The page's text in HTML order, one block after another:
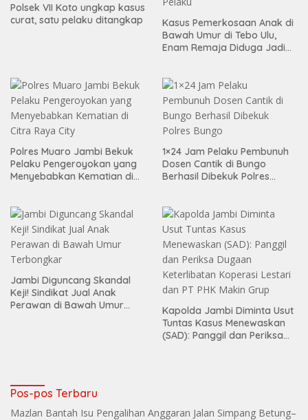
Polsek VII Koto ungkap kasus
curat, satu pelaku ditangkap
Kasus Pemerkosaan Anak di
Bawah Umur di Tebo Ulu,
Enam Remaja Diduga Jadi
Polres Muaro Jambi Bekuk
Pelaku Pengeroyokan yang
Menyebabkan Kematian di
1×24 Jam Pelaku Pembunuh
Dosen Cantik di Bungo
Berhasil Dibekuk Polres
Jambi Diguncang Skandal
Keji! Sindikat Jual Anak
Perawan di Bawah Umur
Kapolda Jambi Diminta Usut
Tuntas Kasus Menewaskan
(SAD): Panggil dan Periksa
Pos-pos Terbaru
Mazlan Bantah Isu Pengalihan Anggaran Jalan Simpang Betung–